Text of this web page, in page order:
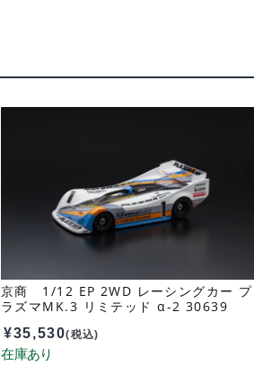
京商 1/12 EP 2WD レーシングカー プ
ラズマMK.3 リミテッド α-2 30639
¥35,530(税込)